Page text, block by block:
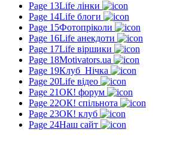
Page 13Life лінки
Page 14Life блоги
Page 15Фотопріколи
Page 16Life анекдоти
Page 17Life віршики
Page 18Motivators.ua
Page 19Клуб_Нічка
Page 20Life відео
Page 21ОК! форум
Page 22ОК! спільнота
Page 23ОК! клуб
Page 24Наш сайт